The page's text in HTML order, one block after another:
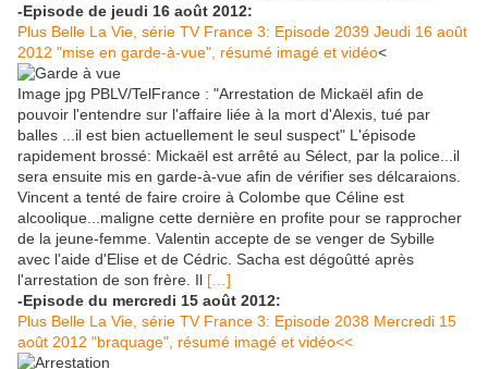
-Episode de jeudi 16 août 2012:
Plus Belle La Vie, série TV France 3: Episode 2039 Jeudi 16 août
2012 "mise en garde-à-vue", résumé imagé et vidéo<
Image jpg PBLV/TelFrance : "Arrestation de Mickaël afin de
pouvoir l'entendre sur l'affaire liée à la mort d'Alexis, tué par
balles ...il est bien actuellement le seul suspect" L'épisode
rapidement brossé: Mickaël est arrêté au Sélect, par la police...il
sera ensuite mis en garde-à-vue afin de vérifier ses délcaraions.
Vincent a tenté de faire croire à Colombe que Céline est
alcoolique...maligne cette dernière en profite pour se rapprocher
de la jeune-femme. Valentin accepte de se venger de Sybille
avec l'aide d'Elise et de Cédric. Sacha est dégoûtté après
l'arrestation de son frère. Il […]
-Episode du mercredi 15 août 2012:
Plus Belle La Vie, série TV France 3: Episode 2038 Mercredi 15
août 2012 "braquage", résumé imagé et vidéo<<